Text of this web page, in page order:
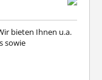
bieten Ihnen u.a.
sowie